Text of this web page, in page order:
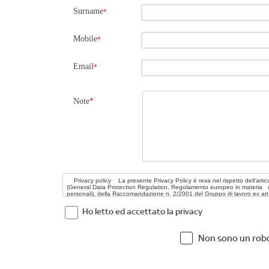
Surname*
Mobile*
Email*
Note*
Ho letto ed accettato la privacy
Non sono un